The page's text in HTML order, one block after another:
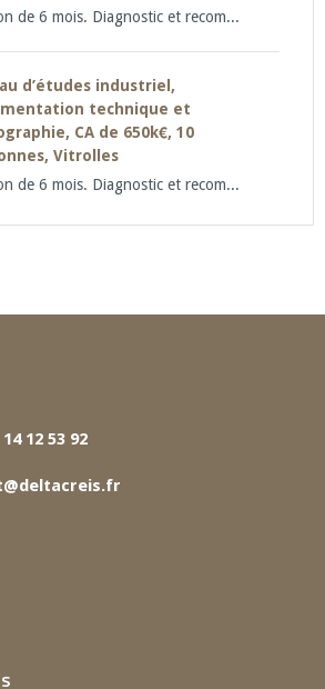
de 6 mois. Diagnostic et recom...
d’études industriel,
technique et
CA de 650k€, 10
Vitrolles
de 6 mois. Diagnostic et recom...
14 12 53 92